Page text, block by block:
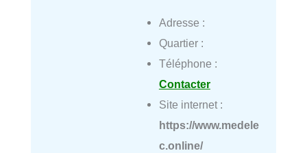
Adresse :
Quartier :
Téléphone :
Contacter
Site internet :
https://www.medele
c.online/